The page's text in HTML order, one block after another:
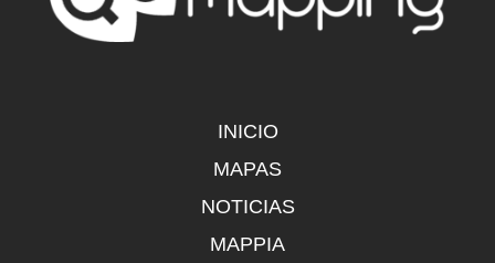
INICIO
MAPAS
NOTICIAS
MAPPIA